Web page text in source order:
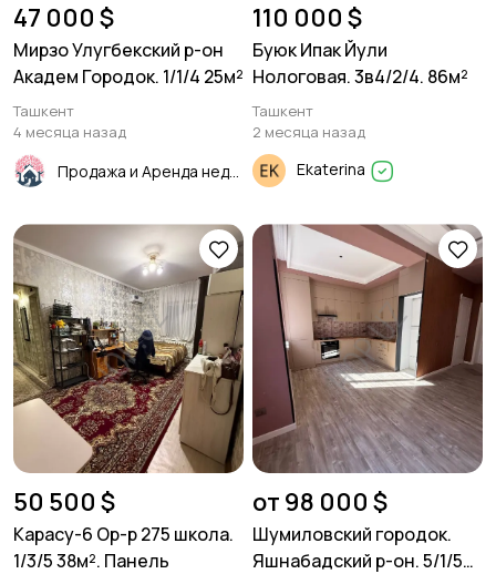
47 000 $
Мирзо Улугбекский р-он
Академ Городок. 1/1/4 25м²
Ташкент
4 месяца назад
110 000 $
Буюк Ипак Йули
Нологовая. 3в4/2/4. 86м²
Ташкент
2 месяца назад
Ekaterina
50 500 $
Карасу-6 Ор-р 275 школа.
1/3/5 38м². Панель
от 98 000 $
Шумиловский городок.
Яшнабадский р-он. 5/1/5